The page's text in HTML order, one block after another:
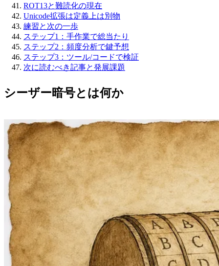
ROT13と難読化の現在
Unicode拡張は定義上は別物
練習と次の一歩
ステップ1：手作業で総当たり
ステップ2：頻度分析で鍵予想
ステップ3：ツール/コードで検証
次に読むべき記事と発展課題
シーザー暗号とは何か